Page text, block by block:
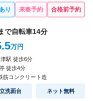
り 来春予約 合格前予約
で自転車14分
万円
駅 徒歩6分
徒歩4分
筋コンクリート造
洗面台 ネット無料